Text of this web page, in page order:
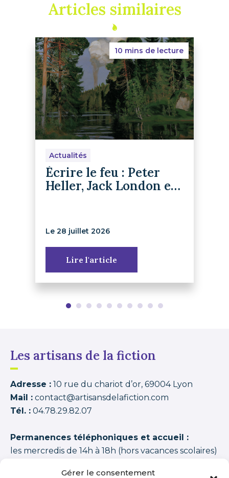
Gérer le consentement
Articles similaires
10 mins de lecture
Actualités
Écrire le feu : Peter
Heller, Jack London et
Le 28 juillet 2026
Lire l'article
Les artisans de la fiction
Adresse : 10 rue du chariot d’or, 69004 Lyon
Mail : contact@artisansdelafiction.com
Tél. : 04.78.29.82.07
Permanences téléphoniques et accueil :
les mercredis de 14h à 18h (hors vacances scolaires)
94,00 /100
1350 APPRENANTS DISTINCTS 2015–2026 (cycles + stages